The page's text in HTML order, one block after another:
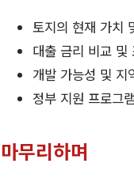
토지의 현재 가치
대출 금리 비교 및
개발 가능성 및 지
정부 지원 프로그
마무리하며